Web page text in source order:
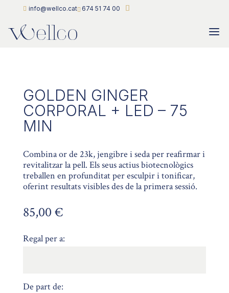
674 51 74 00
info@wellco.cat
GOLDEN GINGER
CORPORAL + LED – 75
MIN
Combina or de 23k, jengibre i seda per reafirmar i
revitalitzar la pell. Els seus actius biotecnològics
treballen en profunditat per esculpir i tonificar,
oferint resultats visibles des de la primera sessió.
85,00 €
Regal per a:
De part de: